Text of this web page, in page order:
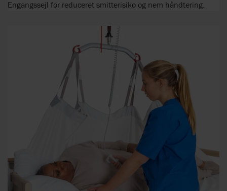
Engangssejl for reduceret smitterisiko og nem håndtering.